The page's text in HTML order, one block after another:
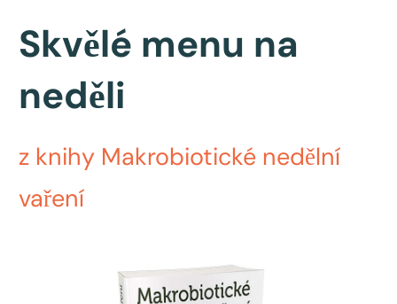
Skvělé menu na
neděli
z knihy Makrobiotické nedělní
vaření